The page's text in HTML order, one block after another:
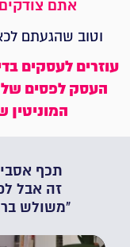
אתם
וטוב שהגעתם
עוזרים לעסקים
העסק לפסים של
המוניטין
תכף
זה אבל
"משולש